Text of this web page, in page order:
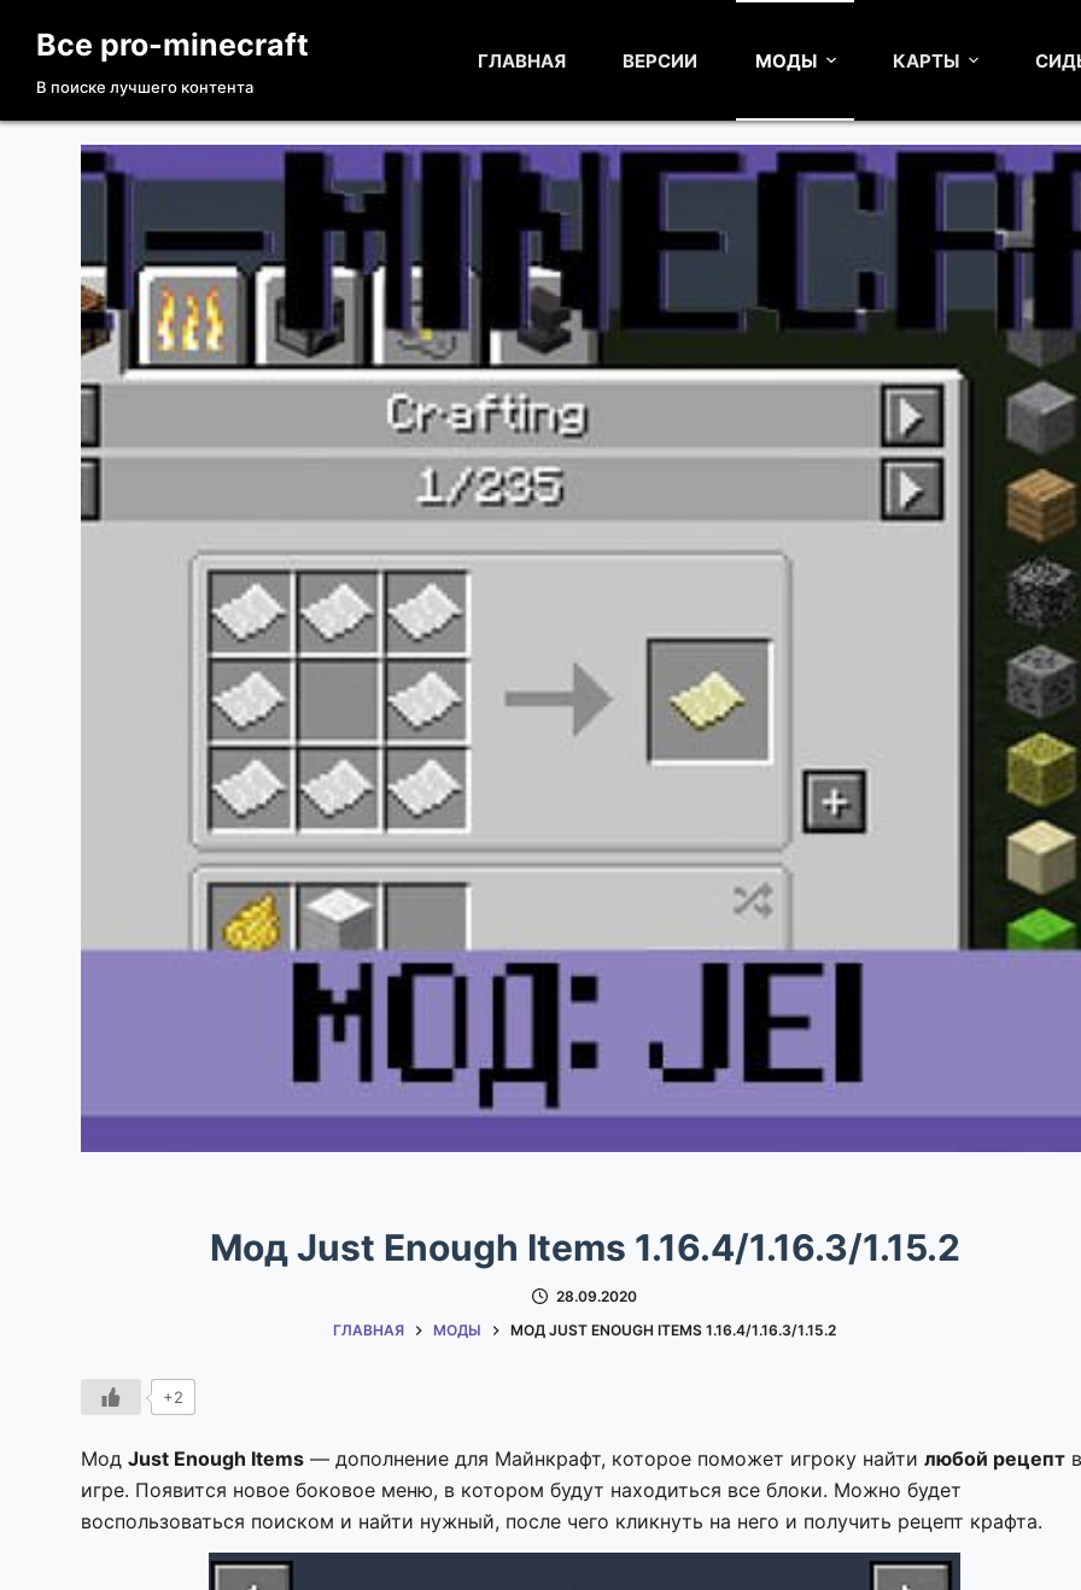
П
е
Все pro-minecraft
В поиске лучшего контента
ГЛАВНАЯ ВЕРСИИ МОДЫ КАРТЫ
Мод Just Enough Items 1.16.4/1.16.3/1.15.2
28.09.2020
ГЛАВНАЯ
МОДЫ МОД JUST ENOUGH ITEMS 1.16.4/1.16.3/1.15.2
+2
МодJust Enough Items — дополнение для Майнкрафт, которое поможет игроку найтилюбой рецепт в
игре. Появится новое боковое меню, в котором будут находиться все блоки. Можно будет
воспользоваться поиском и найти нужный, после чего кликнуть на него и получить рецепт крафта.